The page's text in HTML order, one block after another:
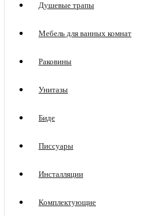
Душевые трапы
Мебель для ванных комнат
Раковины
Унитазы
Биде
Писсуары
Инсталляции
Комплектующие